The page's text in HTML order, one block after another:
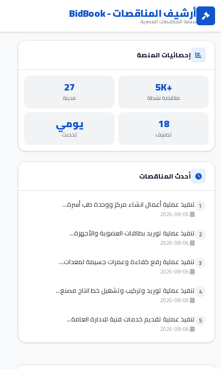
أرشيف المناقصات - BidBook
منصة المناقصات المصرية
إحصائيات المنصة
+5K
مناقصة نشطة
27
مدينة
18
تصنيف
يومي
تحديث
أحدث المناقصات
1 تنفيذ عملية أعمال انشاء مركز ووحدة طب أسرة...
2 تنفيذ عملية توريد بطاقات العضوية والأجهزة...
3 تنفيذ عملية رفع كفاءة وعمرات جسيمة لمعدات...
4 تنفيذ عملية توريد وتركيب وتشغيل خط انتاج مصنع...
5 تنفيذ عملية تقديم خدمات فنية للادارة العامة...